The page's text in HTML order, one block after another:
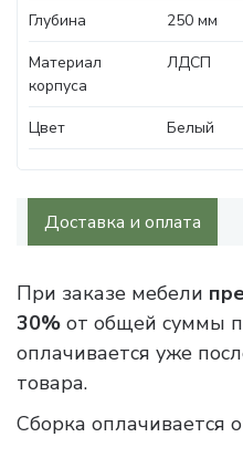
Глубина
250 мм
Материал
корпуса
ЛДСП
Цвет Белый
Доставка и оплата
При заказе мебели
30% от общей суммы
оплачивается уже
товара.
Сборка оплачивается